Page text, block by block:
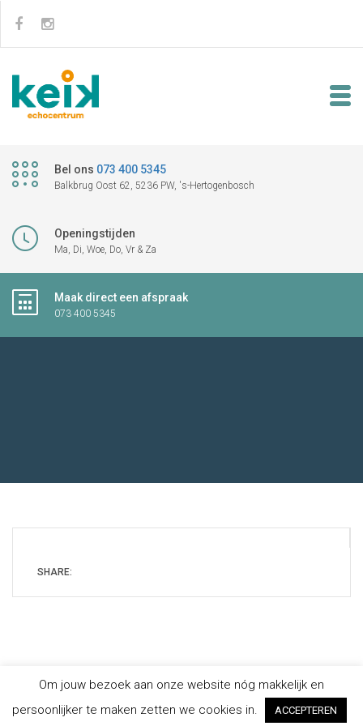
Bel ons 073 400 5345
Balkbrug Oost 62, 5236 PW, 's-Hertogenbosch
Openingstijden
Ma, Di, Woe, Do, Vr & Za
Maak direct een afspraak
073 400 5345
SHARE:
Privacybeleid- Website
hosting en ontwikkeling door KeiK
Om jouw bezoek aan onze website nóg makkelijk en
persoonlijker te maken zetten we cookies in.
ACCEPTEREN